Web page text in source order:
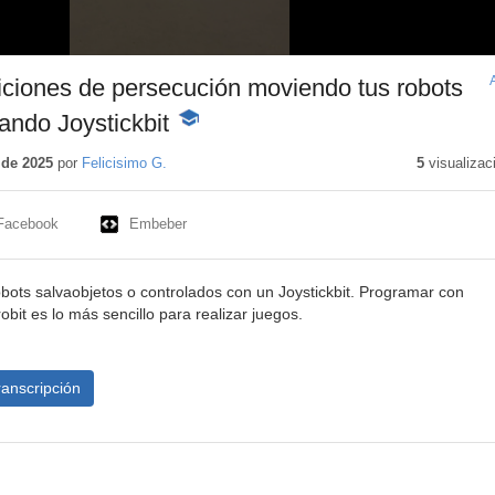
de persecución moviendo tus robots
Joystickbit -
2025por Felicisimo G. 5
Embeber
salvaobjetos o controlados con un Joystickbit. Programar con
es lo más sencillo para realizar juegos.